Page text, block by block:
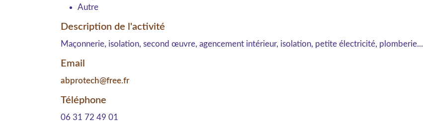
Autre
Description de l'activité
Maçonnerie, isolation, second œuvre, agencement intérieur, isolation, petite électricité, plomberie...
Email
abprotech@free.fr
Téléphone
06 31 72 49 01